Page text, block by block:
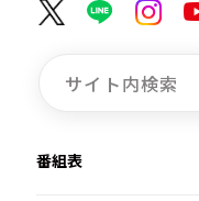
番組表